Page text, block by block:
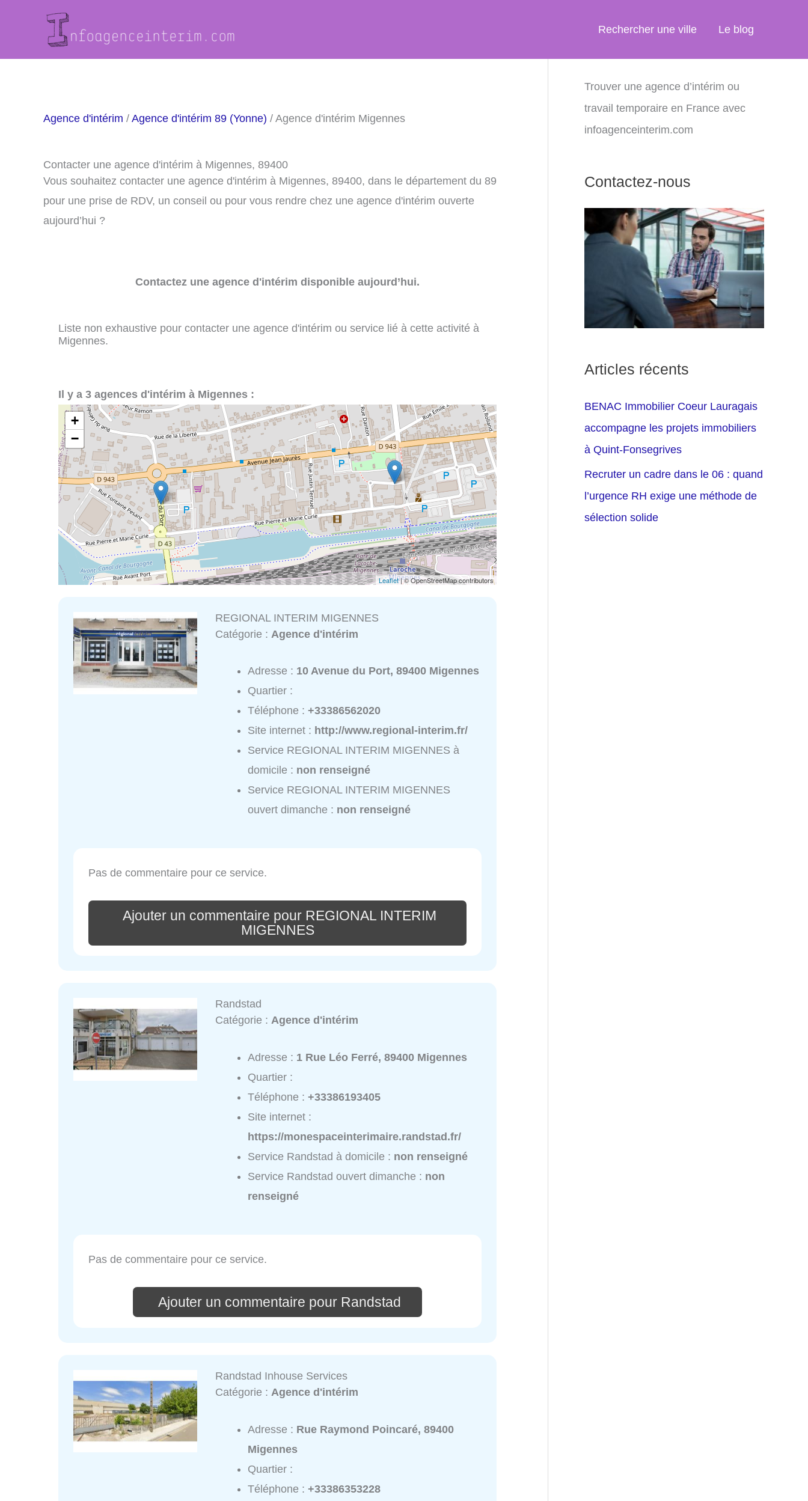
Rechercher une ville Le blog
Agence d'intérim / Agence d'intérim 89 (Yonne) / Agence d'intérim Migennes
Contacter une agence d'intérim à Migennes, 89400
Vous souhaitez contacter une agence d'intérim à Migennes, 89400, dans le département du 89
pour une prise de RDV, un conseil ou pour vous rendre chez une agence d'intérim ouverte
aujourd’hui ?
Contactez une agence d'intérim disponible aujourd’hui.
Liste non exhaustive pour contacter une agence d'intérim ou service lié à cette activité à
Migennes.
Il y a 3 agences d'intérim à Migennes :
+
−
Leaflet| © OpenStreetMap contributors
REGIONAL INTERIM MIGENNES
Catégorie : Agence d'intérim
Adresse : 10 Avenue du Port, 89400 Migennes
Quartier :
Téléphone :+33386562020
Site internet : http://www.regional-interim.fr/
Service REGIONAL INTERIM MIGENNES à
domicile : non renseigné
Service REGIONAL INTERIM MIGENNES
ouvert dimanche : non renseigné
Pas de commentaire pour ce service.
Ajouter un commentaire pour REGIONAL INTERIM
MIGENNES
Randstad
Catégorie :Agence d'intérim
Adresse : 1 Rue Léo Ferré, 89400 Migennes
Quartier :
Téléphone :+33386193405
Site internet :
https://monespaceinterimaire.randstad.fr/
Service Randstad à domicile : non renseigné
Service Randstad ouvert dimanche : non
renseigné
Pas de commentaire pour ce service.
Ajouter un commentaire pour Randstad
Randstad Inhouse Services
Catégorie : Agence d'intérim
Adresse : Rue Raymond Poincaré, 89400
Migennes
Quartier :
Téléphone :+33386353228
Trouver une agence d’intérim ou
travail temporaire en France avec
infoagenceinterim.com
Contactez-nous
Articles récents
BENAC Immobilier Coeur Lauragais
accompagne les projets immobiliers
à Quint-Fonsegrives
Recruter un cadre dans le 06 : quand
l’urgence RH exige une méthode de
sélection solide